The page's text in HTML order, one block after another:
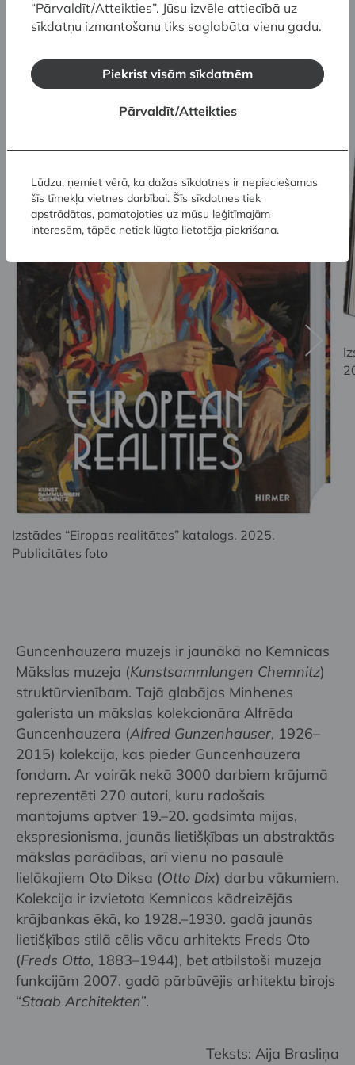
vācvalodīgā izdevuma pirmā vāka, kā viena no
Kemnicas kopizstādes sejām, starptautisku
portretētā “Dāma pidžamā” (1933).
Izstādes “Eiropas realitātes” katalogs. 2025.
Publicitātes foto
Guncenhauzera muzejs ir jaunākā no Kemnicas
Mākslas muzeja (Kunstsammlungen Chemnitz)
struktūrvienībam. Tajā glabājas Minhenes
galerista un mākslas kolekcionāra Alfrēda
Guncenhauzera (Alfred Gunzenhauser, 1926–
2015) kolekcija, kas pieder Guncenhauzera
fondam. Ar vairāk nekā 3000 darbiem krājumā
reprezentēti 270 autori, kuru radošais
mantojums aptver 19.–20. gadsimta mijas,
ekspresionisma, jaunās lietišķības un abstraktās
mākslas parādības, arī vienu no pasaulē
lielākajiem Oto Diksa (Otto Dix) darbu vākumiem.
Kolekcija ir izvietota Kemnicas kādreizējās
krājbankas ēkā, ko 1928.–1930. gadā jaunās
lietišķības stilā cēlis vācu arhitekts Freds Oto
(Freds Otto, 1883–1944), bet atbilstoši muzeja
funkcijām 2007. gadā pārbūvējis arhitektu birojs
“Staab Architekten”.
Teksts: Aija Brasliņa
“Pārvaldīt/Atteikties”. Jūsu izvēle attiecībā uz
sīkdatņu izmantošanu tiks saglabāta vienu gadu.
Piekrist visām sīkdatnēm
Pārvaldīt/Atteikties
Lūdzu, ņemiet vērā, ka dažas sīkdatnes ir nepieciešamas
šīs tīmekļa vietnes darbībai. Šīs sīkdatnes tiek
apstrādātas, pamatojoties uz mūsu leģitīmajām
interesēm, tāpēc netiek lūgta lietotāja piekrišana.